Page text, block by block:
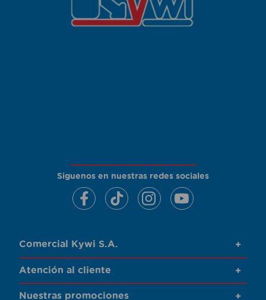
Siguenos en nuestras redes sociales
Comercial Kywi S.A. +
Atención al cliente +
Nuestras promociones +